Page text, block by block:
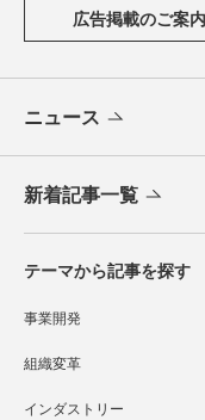
広告掲載のご案内
ニュース
新着記事一覧
テーマから記事を探す
事業開発
組織変革
インダストリー